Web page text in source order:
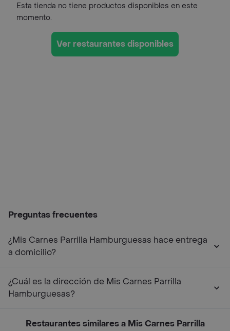
Esta tienda no tiene productos disponibles en este
momento.
Ver restaurantes disponibles
Preguntas frecuentes
¿Mis Carnes Parrilla Hamburguesas hace entrega
a domicilio?
¿Cuál es la dirección de Mis Carnes Parrilla
Hamburguesas?
Restaurantes similares a Mis Carnes Parrilla